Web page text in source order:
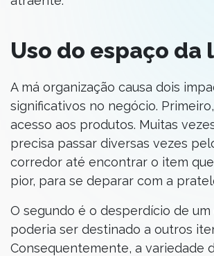
Uso do espaço da
A má organização causa dois
significativos no negócio.
acesso aos produtos. Muitas
precisa passar diversas vezes
corredor até encontrar o item
pior, para se deparar com a
O segundo é o desperdício de
poderia ser destinado a outros
Consequentemente, a variedade